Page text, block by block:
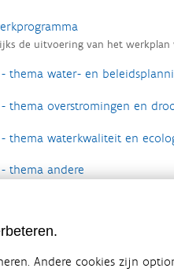
de uitvoering van het
- thema water- en
thema overstromingen en
- thema waterkwaliteit en
thema andere
Andere cookies zijn